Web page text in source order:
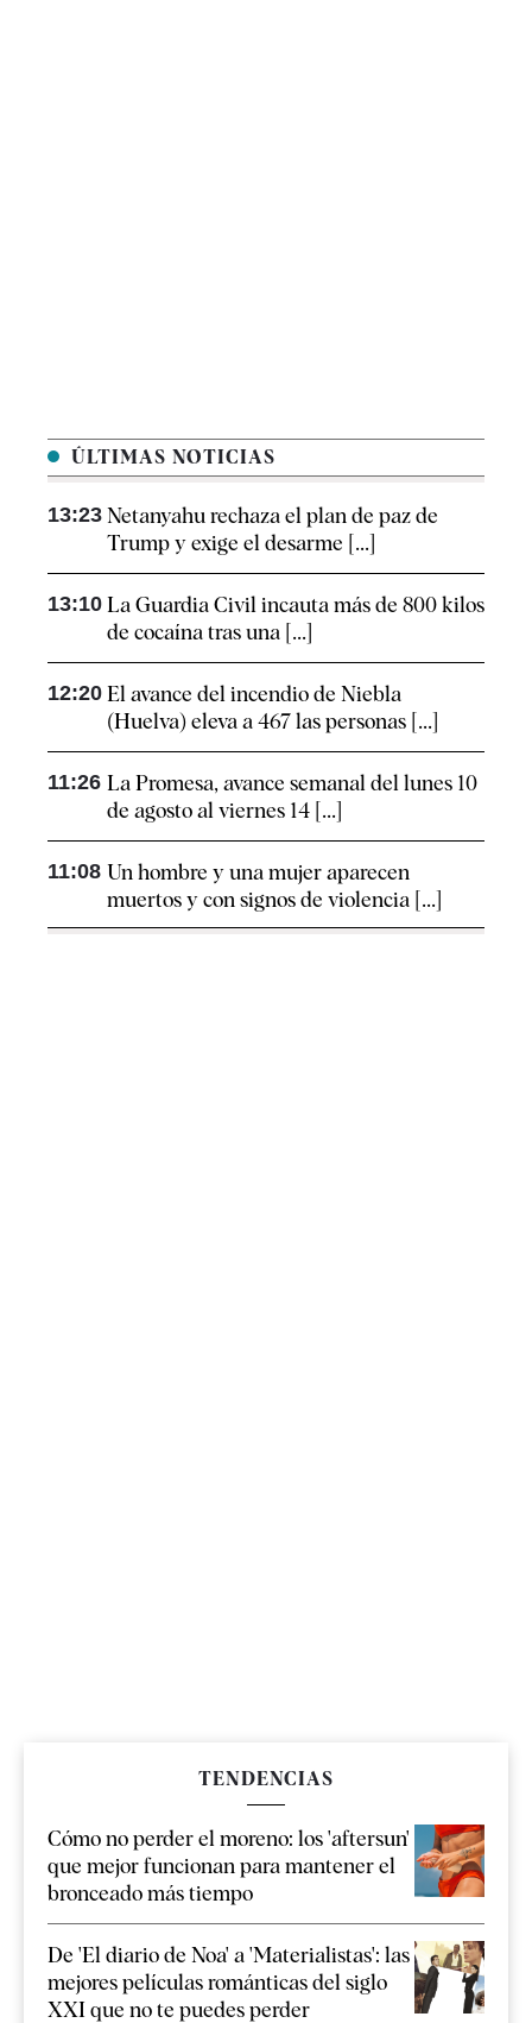
ÚLTIMAS NOTICIAS
13:23 Netanyahu rechaza el plan de paz de
Trump y exige el desarme [...]
13:10 La Guardia Civil incauta más de 800 kilos
de cocaína tras una [...]
12:20 El avance del incendio de Niebla
(Huelva) eleva a 467 las personas [...]
11:26 La Promesa, avance semanal del lunes 10
de agosto al viernes 14 [...]
11:08 Un hombre y una mujer aparecen
muertos y con signos de violencia [...]
TENDENCIAS
Cómo no perder el moreno: los 'aftersun'
que mejor funcionan para mantener el
bronceado más tiempo
De 'El diario de Noa' a 'Materialistas': las
mejores películas románticas del siglo
XXI que no te puedes perder